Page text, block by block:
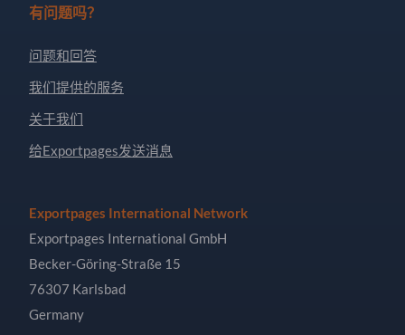
有问题吗？
问题和回答
我们提供的服务
关于我们
给Exportpages发送消息
Exportpages International Network
Exportpages International GmbH
Becker-Göring-Straße 15
76307 Karlsbad
Germany